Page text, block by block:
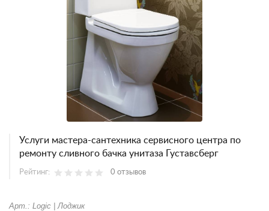
Услуги мастера-сантехника сервисного центра по
ремонту сливного бачка унитаза Густавсберг
Рейтинг: 0 отзывов
Арт.: Logic | Лоджик